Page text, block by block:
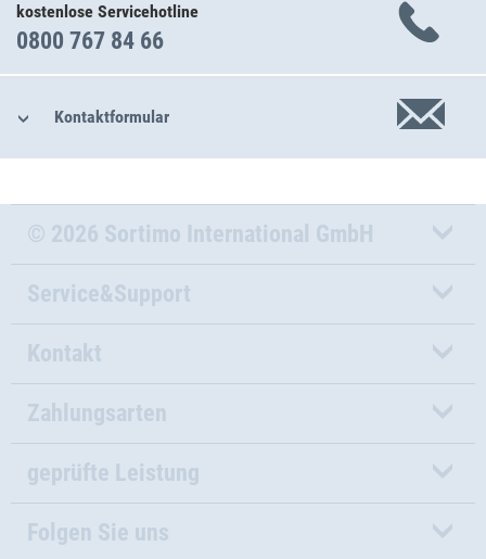
kostenlose Servicehotline
0800 767 84 66
Kontaktformular
© 2026 Sortimo International GmbH
Service&Support
Kontakt
Zahlungsarten
geprüfte Leistung
Folgen Sie uns